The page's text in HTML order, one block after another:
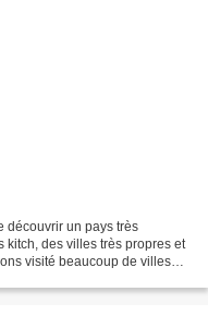
découvrir un pays très
des villes très propres et
visité beaucoup de villes